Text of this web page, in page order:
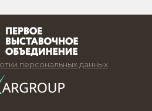
персональных данных